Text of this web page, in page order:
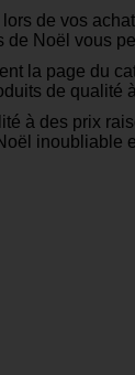
de vos
Noël vous
la page du
de qualité
à des prix
inoubliable